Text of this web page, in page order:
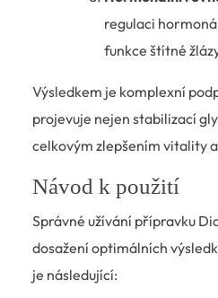
regulaci
funkce štítné
Výsledkem je komplexní
projevuje nejen stabilizací
celkovým zlepšením vitality
Návod k použití
Správné užívání přípravku
dosažení optimálních
je následující: